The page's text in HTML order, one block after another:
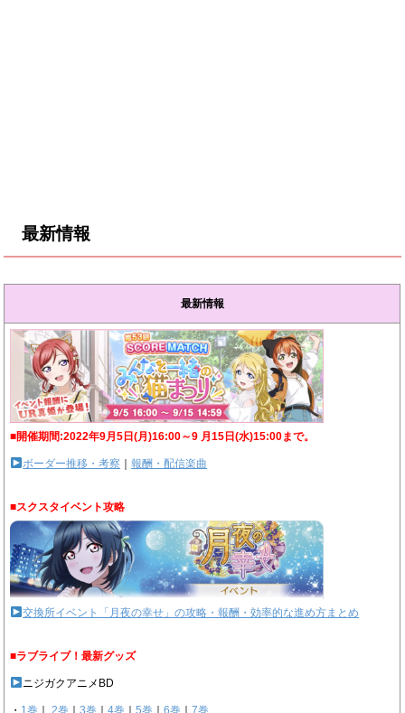
最新情報
最新情報
■開催期間:2022年9月5日(月)16:00～9 月15日(水)15:00まで。
ボーダー推移・考察 ｜報酬・配信楽曲
■スクスタイベント攻略
交換所イベント「月夜の幸せ」の攻略・報酬・効率的な進め方まとめ
■ラブライブ！最新グッズ
ニジガクアニメBD